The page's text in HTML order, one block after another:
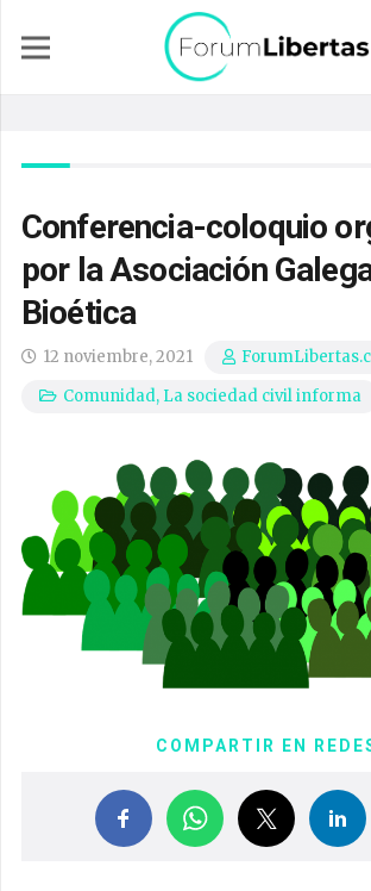
Conferencia-coloquio
por la Asociación
Bioética
12 noviembre, 2021
Comunidad, La sociedad civil informa
COMPARTIR EN